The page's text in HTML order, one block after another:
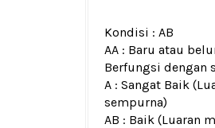
Kondisi : AB
AA : Baru atau
Berfungsi dengan
A : Sangat Baik
sempurna)
AB : Baik (Luaran